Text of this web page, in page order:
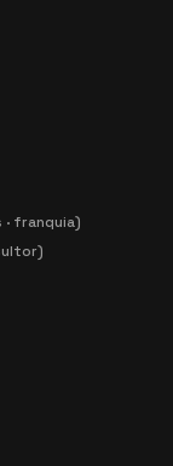
· franquia)